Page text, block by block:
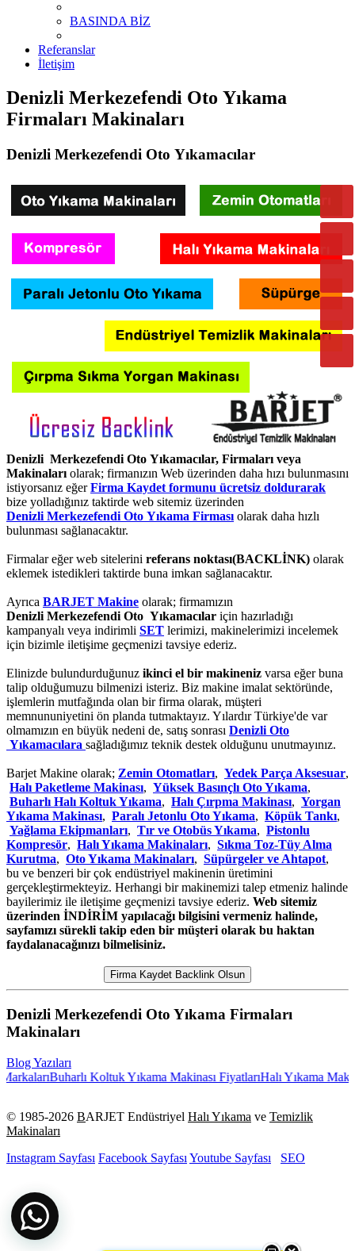
BASINDA BİZ
Referanslar
İletişim
Denizli Merkezefendi Oto Yıkama
Firmaları Makinaları
Denizli Merkezefendi Oto Yıkamacılar
Denizli Merkezefendi Oto Yıkamacılar, Firmaları veya
Makinalarıolarak; firmanızın Web üzerinden daha hızı bulunmasını
istiyorsanız eğerFirma Kaydet formunu ücretsiz doldurarak
bize yolladığınız taktirde web sitemiz üzerinden
Denizli Merkezefendi Oto Yıkama Firmasıolarak daha hızlı
bulunması sağlanacaktır.
Firmalar eğer web sitelerini referans noktası(BACKLİNK) olarak
eklemek istedikleri taktirde buna imkan sağlanacaktır.
Ayrıca BARJET Makine olarak; firmamızın
Denizli Merkezefendi Oto Yıkamacılar için hazırladığı
kampanyalı veya indirimli SET lerimizi, makinelerimizi incelemek
için bizimle iletişime geçmenizi tavsiye ederiz.
Elinizde bulundurduğunuz ikinci el bir makineniz varsa eğer buna
talip olduğumuzu bilmenizi isteriz. Biz makine imalat sektöründe,
işlemlerin mutfağında olan bir firma olarak, müşteri
memnununiyetini ön planda tutmaktayız. Yılardır Türkiye'de var
olmamızın en büyük nedeni de, satış sonrası Denizli Oto
Yıkamacılara sağladığımız teknik destek olduğunu unutmayınız.
Barjet Makine olarak; Zemin Otomatları, Yedek Parça Aksesuar,
Halı Paketleme Makinası, Yüksek Basınçlı Oto Yıkama,
Buharlı Halı Koltuk Yıkama, Halı Çırpma Makinası, Yorgan
Yıkama Makinası, Paralı Jetonlu Oto Yıkama, Köpük Tankı,
Yağlama Ekipmanları, Tır ve Otobüs Yıkama, Pistonlu
Kompresör, Halı Yıkama Makinaları, Sıkma Toz-Tüy Alma
Kurutma, Oto Yıkama Makinaları, Süpürgeler ve Ahtapot,
bu ve benzeri bir çok endüstriyel makinenin üretimini
gerçekleştirmekteyiz. Herhangi bir makinemizi talep etmeniz halinde
bayilerimiz ile iletişime geçmenizi tavsiye ederiz. Web sitemiz
üzerinden İNDİRİM yapılacağı bilgisini vermeniz halinde,
sayfamızı sürekli takip eden bir müşteri olarak bu haktan
faydalanacağınızı bilmelisiniz.
Firma Kaydet Backlink Olsun
Denizli Merkezefendi Oto Yıkama Firmaları
Makinaları
Blog Yazıları
Buharlı Koltuk Yıkama Makinası FiyatlarıHalı Yıkama
© 1985-2026 BARJET Endüstriyel Halı Yıkama ve Temizlik
Makinaları
Instagram Sayfası Facebook Sayfası Youtube Sayfası SEO